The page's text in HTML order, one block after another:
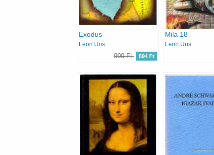
Exodus
Leon Uris
990 Ft 594 Ft
Mila 18
Leon Uris